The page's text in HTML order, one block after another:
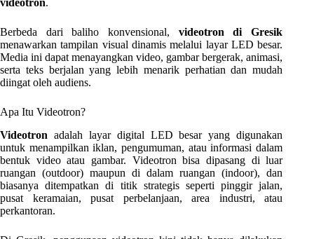
videotron.
Berbeda dari baliho konvensional, videotron di Gresik
menawarkan tampilan visual dinamis melalui layar LED besar.
Media ini dapat menayangkan video, gambar bergerak, animasi,
serta teks berjalan yang lebih menarik perhatian dan mudah
diingat oleh audiens.
Apa Itu Videotron?
Videotron adalah layar digital LED besar yang digunakan
untuk menampilkan iklan, pengumuman, atau informasi dalam
bentuk video atau gambar. Videotron bisa dipasang di luar
ruangan (outdoor) maupun di dalam ruangan (indoor), dan
biasanya ditempatkan di titik strategis seperti pinggir jalan,
pusat keramaian, pusat perbelanjaan, area industri, atau
perkantoran.